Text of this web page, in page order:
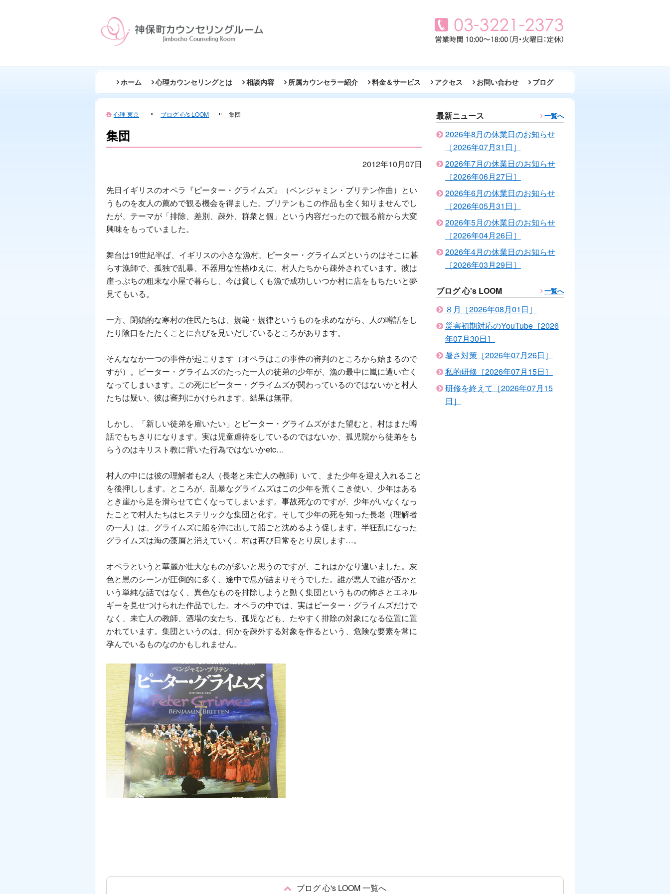
ホーム 心理カウンセリングとは 相談内容 所属カウンセラー紹介 料金＆サービス アクセス お問い合わせ ブログ
心理 東京 ブログ 心's LOOM 集団
集団
2012年10月07日
先日イギリスのオペラ『ピーター・グライムズ』（ベンジャミン・ブリテン作曲）とい
うものを友人の薦めで観る機会を得ました。ブリテンもこの作品も全く知りませんでし
たが、テーマが「排除、差別、疎外、群衆と個」という内容だったので観る前から大変
興味をもっていました。
舞台は19世紀半ば、イギリスの小さな漁村。ピーター・グライムズというのはそこに暮
らす漁師で、孤独で乱暴、不器用な性格ゆえに、村人たちから疎外されています。彼は
崖っぷちの粗末な小屋で暮らし、今は貧しくも漁で成功しいつか村に店をもちたいと夢
見てもいる。
一方、閉鎖的な寒村の住民たちは、規範・規律というものを求めながら、人の噂話をし
たり陰口をたたくことに喜びを見いだしているところがあります。
そんななか一つの事件が起こります（オペラはこの事件の審判のところから始まるので
すが）。ピーター・グライムズのたった一人の徒弟の少年が、漁の最中に嵐に遭い亡く
なってしまいます。この死にピーター・グライムズが関わっているのではないかと村人
たちは疑い、彼は審判にかけられます。結果は無罪。
しかし、「新しい徒弟を雇いたい」とピーター・グライムズがまた望むと、村はまた噂
話でもちきりになります。実は児童虐待をしているのではないか、孤児院から徒弟をも
らうのはキリスト教に背いた行為ではないかetc…
村人の中には彼の理解者も2人（長老と未亡人の教師）いて、また少年を迎え入れること
を後押しします。ところが、乱暴なグライムズはこの少年を荒くこき使い、少年はある
とき崖から足を滑らせて亡くなってしまいます。事故死なのですが、少年がいなくなっ
たことで村人たちはヒステリックな集団と化す。そして少年の死を知った長老（理解者
の一人）は、グライムズに船を沖に出して船ごと沈めるよう促します。半狂乱になった
グライムズは海の藻屑と消えていく。村は再び日常をとり戻します…。
オペラというと華麗か壮大なものが多いと思うのですが、これはかなり違いました。灰
色と黒のシーンが圧倒的に多く、途中で息が詰まりそうでした。誰が悪人で誰が否かと
いう単純な話ではなく、異色なものを排除しようと動く集団というものの怖さとエネル
ギーを見せつけられた作品でした。オペラの中では、実はピーター・グライムズだけで
なく、未亡人の教師、酒場の女たち、孤児なども、たやすく排除の対象になる位置に置
かれています。集団というのは、何かを疎外する対象を作るという、危険な要素を常に
孕んでいるものなのかもしれません。
最新ニュース 一覧へ
2026年8月の休業日のお知らせ
［2026年07月31日］
2026年7月の休業日のお知らせ
［2026年06月27日］
2026年6月の休業日のお知らせ
［2026年05月31日］
2026年5月の休業日のお知らせ
［2026年04月26日］
2026年4月の休業日のお知らせ
［2026年03月29日］
ブログ 心's LOOM 一覧へ
８月［2026年08月01日］
災害初期対応のYouTube［2026
年07月30日］
暑さ対策［2026年07月26日］
私的研修［2026年07月15日］
研修を終えて［2026年07月15
日］
ブログ 心's LOOM 一覧へ